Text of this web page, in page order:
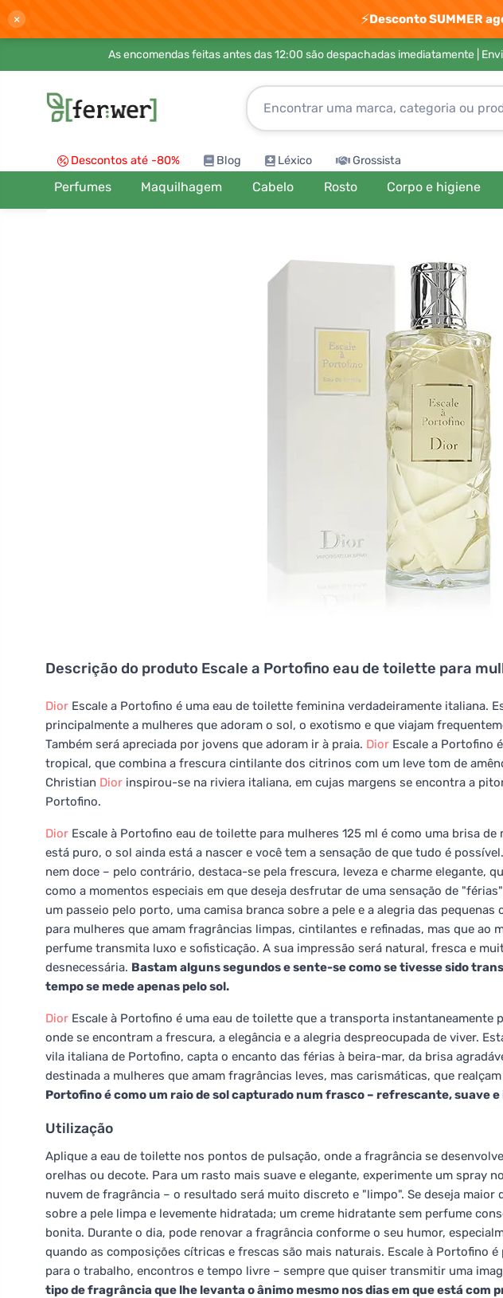
× ⚡Desconto SUMMER
As encomendas feitas antes das 12:00 são despachadas imediatamente |
Descontos até -80% Blog Léxico Grossista
Perfumes Maquilhagem Cabelo Rosto Corpo e higiene
Descrição do produto Escale a Portofino eau de toilette para
Dior Escale a Portofino é uma eau de toilette feminina verdadeiramente italiana.
principalmente a mulheres que adoram o sol, o exotismo e que viajam
Também será apreciada por jovens que adoram ir à praia. Dior Escale a Portofino
tropical, que combina a frescura cintilante dos citrinos com um leve tom de
Christian Dior inspirou-se na riviera italiana, em cujas margens se encontra a
Portofino.
Dior Escale à Portofino eau de toilette para mulheres 125 ml é como uma brisa
está puro, o sol ainda está a nascer e você tem a sensação de que tudo é
nem doce – pelo contrário, destaca-se pela frescura, leveza e charme elegante,
como a momentos especiais em que deseja desfrutar de uma sensação de
um passeio pelo porto, uma camisa branca sobre a pele e a alegria das pequenas
para mulheres que amam fragrâncias limpas, cintilantes e refinadas, mas que ao
perfume transmita luxo e sofisticação. A sua impressão será natural, fresca e
desnecessária. Bastam alguns segundos e sente-se como se tivesse sido
tempo se mede apenas pelo sol.
Dior Escale à Portofino é uma eau de toilette que a transporta instantaneamente
onde se encontram a frescura, a elegância e a alegria despreocupada de viver.
vila italiana de Portofino, capta o encanto das férias à beira-mar, da brisa
destinada a mulheres que amam fragrâncias leves, mas carismáticas, que
Portofino é como um raio de sol capturado num frasco – refrescante, suave
Utilização
Aplique a eau de toilette nos pontos de pulsação, onde a fragrância se
orelhas ou decote. Para um rasto mais suave e elegante, experimente um spray
nuvem de fragrância – o resultado será muito discreto e "limpo". Se deseja maior
sobre a pele limpa e levemente hidratada; um creme hidratante sem perfume
bonita. Durante o dia, pode renovar a fragrância conforme o seu humor,
quando as composições cítricas e frescas são mais naturais. Escale à Portofino
para o trabalho, encontros e tempo livre – sempre que quiser transmitir uma
tipo de fragrância que lhe levanta o ânimo mesmo nos dias em que está com